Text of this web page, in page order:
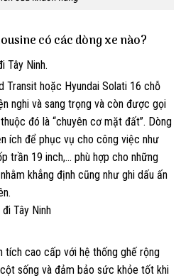
có các dòng xe nào?
Tây Ninh.
hoặc Hyundai Solati 16 chỗ
nghi và sang trọng và còn được gọi
đó là “chuyên cơ mặt đất”. Dòng
ích để phục vụ cho công việc như
trần 19 inch,… phù hợp cho những
nhằm khẳng định cũng như ghi dấu ấn
Tây Ninh
cao cấp với hệ thống ghế rộng
sống và đảm bảo sức khỏe tốt khi